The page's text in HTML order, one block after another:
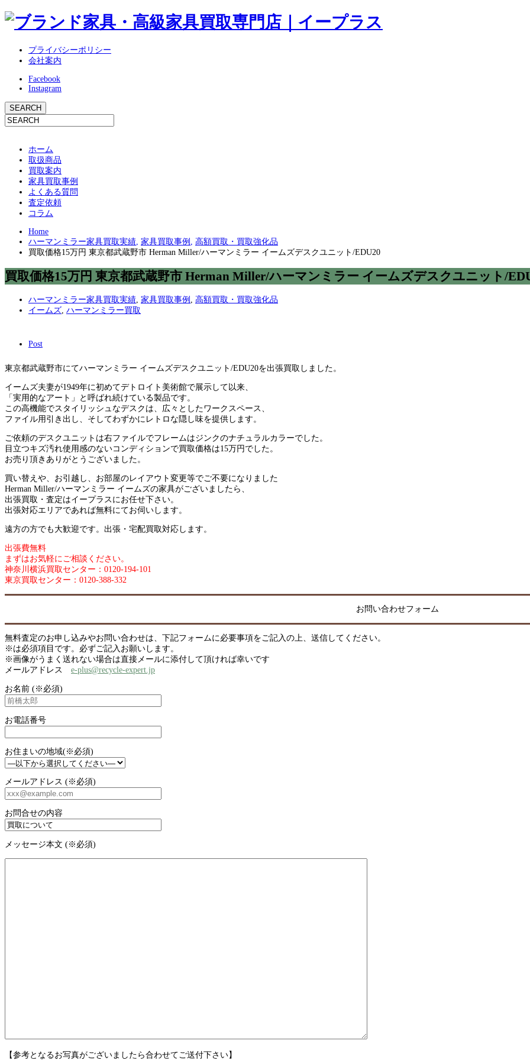
プライバシーポリシー
会社案内
Facebook
Instagram
ホーム
取扱商品
買取案内
家具買取事例
よくある質問
査定依頼
コラム
Home
ハーマンミラー家具買取実績 家具買取事例
高額買取・買取強化品
買取価格15万円 東京都武蔵野市 Herman Miller/ハーマンミラー イームズデスクユニット/EDU20
買取価格15万円 東京都武蔵野市 Herman Miller/ハーマンミラー イームズデスクユニット/
ハーマンミラー家具買取実績, 家具買取事例 , 高額買取・買取強化品
イームズ, ハーマンミラー買取
Post
東京都武蔵野市にてハーマンミラー イームズデスクユニット/EDU20を出張買取しました。
イームズ夫妻が1949年に初めてデトロイト美術館で展示して以来、
「実用的なアート」と呼ばれ続けている製品です。
この高機能でスタイリッシュなデスクは、広々としたワークスペース、
ファイル用引き出し、そしてわずかにレトロな隠し味を提供します。
ご依頼のデスクユニットは右ファイルでフレームはジンクのナチュラルカラーでした。
目立つキズ汚れ使用感のないコンディションで買取価格は15万円でした。
お売り頂きありがとうございました。
買い替えや、お引越し、お部屋のレイアウト変更等でご不要になりました
Herman Miller/ハーマンミラー イームズの家具がございましたら、
出張買取・査定はイープラスにお任せ下さい。
出張対応エリアであれば無料にてお伺いします。
遠方の方でも大歓迎です。出張・宅配買取対応します。
出張費無料
まずはお気軽にご相談ください。
神奈川横浜買取センター：0120-194-101
東京買取センター：0120-388-332
お問い合わせフォーム
無料査定のお申し込みやお問い合わせは、下記フォームに必要事項をご記入の上、送信してください。
※は必須項目です。必ずご記入お願いします。
※画像がうまく送れない場合は直接メールに添付して頂ければ幸いです
メールアドレス e-plus@recycle-expert.jp
お名前 (※必須)
お電話番号
お住まいの地域(※必須)
メールアドレス (※必須)
お問合せの内容
メッセージ本文 (※必須)
【参考となるお写真がございましたら合わせてご送付下さい】